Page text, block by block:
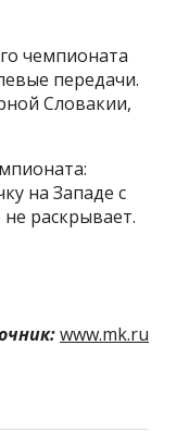
чемпионата
передачи.
Словакии,
на Западе с
раскрывает.
www.mk.ru